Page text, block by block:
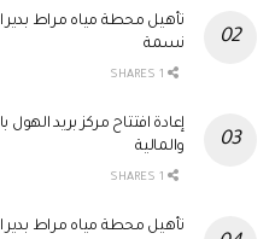
نسمة
إعادة افتتاح مركز بريد
والمالية